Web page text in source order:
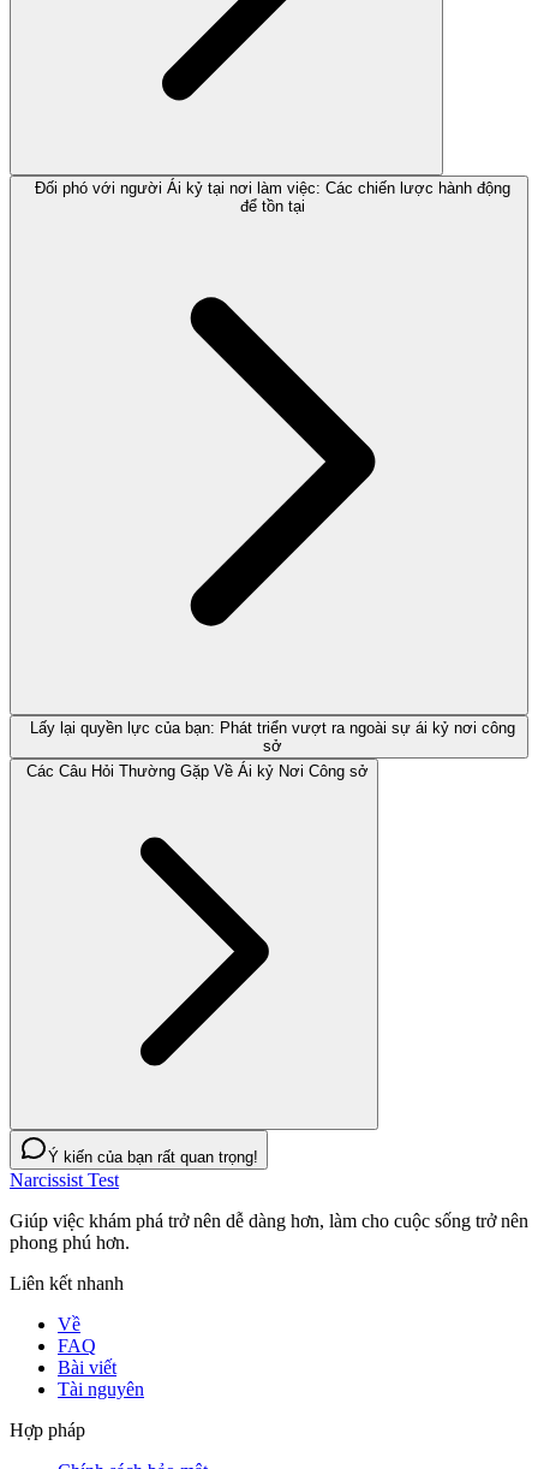
Đối phó với người Ái kỷ tại nơi làm việc: Các chiến lược hành động
để tồn tại
Lấy lại quyền lực của bạn: Phát triển vượt ra ngoài sự ái kỷ nơi công
sở
Các Câu Hỏi Thường Gặp Về Ái kỷ Nơi Công sở
Ý kiến của bạn rất quan trọng!
Narcissist Test
Giúp việc khám phá trở nên dễ dàng hơn, làm cho cuộc sống trở nên
phong phú hơn.
Liên kết nhanh
Về
FAQ
Bài viết
Tài nguyên
Hợp pháp